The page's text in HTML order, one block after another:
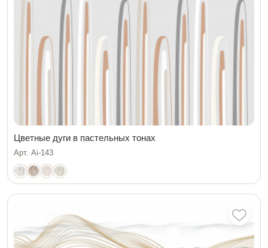
Цветные дуги в пастельных тонах
Арт. Ai-143